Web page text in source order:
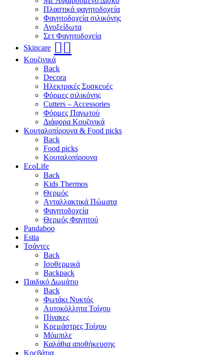
Πλαστικά φαγητοδοχεία
Φαγητοδοχεία σιλικόνης
Ανοξείδωτα
Σετ Φαγητοδοχεία
Skincare 🧖‍♀️
Κουζινικά
Back
Decora
Ηλεκτρικές Συσκευές
Φόρμες σιλικόνης
Cutters – Accessories
Φόρμες Παγωτού
Διάφορα Κουζινικά
Κουταλοπίρουνα & Food picks
Back
Food picks
Κουταλοπίρουνα
EcoLife
Back
Kids Thermos
Θερμός
Aνταλλακτικά Πώματα
Φαγητοδοχεία
Θερμός Φαγητού
Pandaboo
Estia
Τσάντες
Back
Ισοθερμικά
Backpack
Παιδικό Δωμάτιο
Back
Φωτάκι Νυκτός
Αυτοκόλλητα Τοίχου
Πίνακες
Κρεμάστρες Τοίχου
Μόμπιλε
Καλάθια αποθήκευσης
Κρεβάτια